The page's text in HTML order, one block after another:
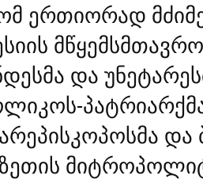
ერთიორად
და
და